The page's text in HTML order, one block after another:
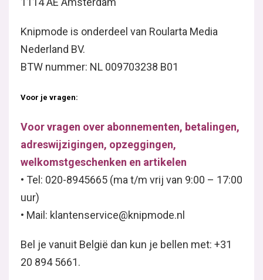
Knipmode is onderdeel van Roularta Media
Nederland BV.
BTW nummer: NL 009703238 B01
Voor je vragen:
Voor vragen over abonnementen, betalingen,
adreswijzigingen, opzeggingen,
welkomstgeschenken en artikelen
• Tel: 020-8945665 (ma t/m vrij van 9:00 – 17:00
uur)
• Mail: klantenservice@knipmode.nl
Bel je vanuit België dan kun je bellen met: +31
20 894 5661.